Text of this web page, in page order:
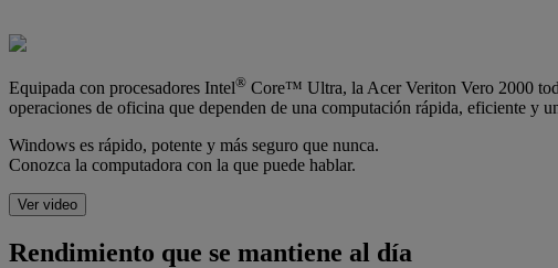
Equipada con procesadores Intel® Core™ Ultra, la Acer Veriton Vero 2000
operaciones de oficina que dependen de una computación rápida, eficiente y
Windows es rápido, potente y más seguro que nunca.
Conozca la computadora con la que puede hablar.
Ver video
Rendimiento que se mantiene al día